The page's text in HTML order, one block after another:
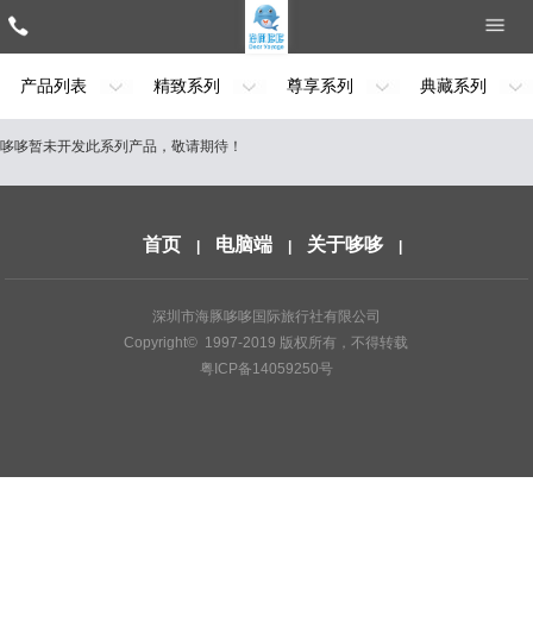
产品列表 精致系列 尊享系列 典藏系列
哆哆暂未开发此系列产品，敬请期待！
首页 电脑端 关于哆哆
深圳市海豚哆哆国际旅行社有限公司
Copyright© 1997-2019 版权所有，不得转载
粤ICP备14059250号